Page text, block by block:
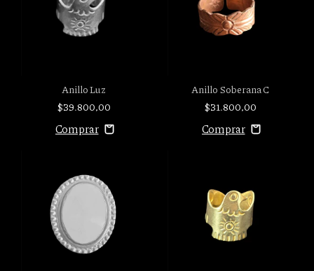
Anillo Luz
$39.800,00
Anillo Soberana C
$31.800,00